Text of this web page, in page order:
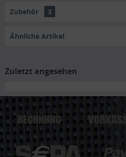
Zubehör 3
Ähnliche Artikel
Zuletzt angesehen